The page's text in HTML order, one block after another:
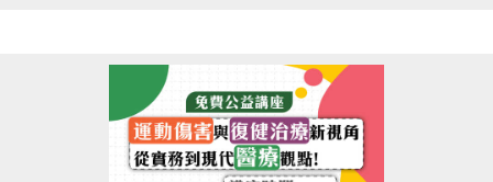
小提醒，請詳閱DM上的注意事項喔~
------------------------------------------
若有相關問題，請不吝撥打03-2639066 #114、115!